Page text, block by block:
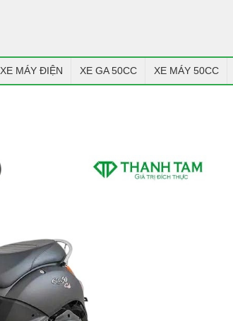
XE MÁY ĐIỆN XE GA 50CC XE MÁY 50CC